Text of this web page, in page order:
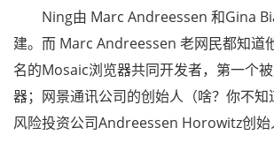
Ning由 Marc Andreessen 和Gina
建。而 Marc Andreessen 老网民都知道
名的Mosaic浏览器共同开发者，第一个
器；网景通讯公司的创始人（啥？你不
风险投资公司Andreessen Horowitz创始